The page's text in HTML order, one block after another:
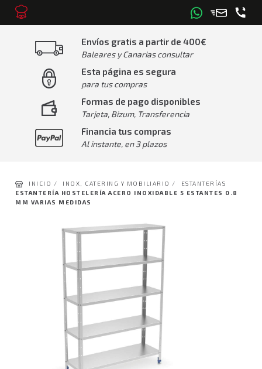
Envíos gratis a partir de 400€
Baleares y Canarias consultar
Esta página es segura
para tus compras
Formas de pago disponibles
Tarjeta, Bizum, Transferencia
Financia tus compras
Al instante, en 3 plazos
INICIO / INOX, CATERING Y MOBILIARIO /
ESTANTERÍAS
ESTANTERÍA HOSTELERÍA ACERO INOXIDABLE 5 ESTANTES 0.8
MM VARIAS MEDIDAS